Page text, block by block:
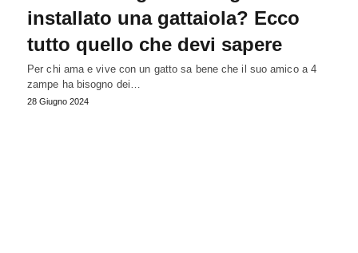
installato una gattaiola? Ecco
tutto quello che devi sapere
Per chi ama e vive con un gatto sa bene che il suo amico a 4
zampe ha bisogno dei…
28 Giugno 2024